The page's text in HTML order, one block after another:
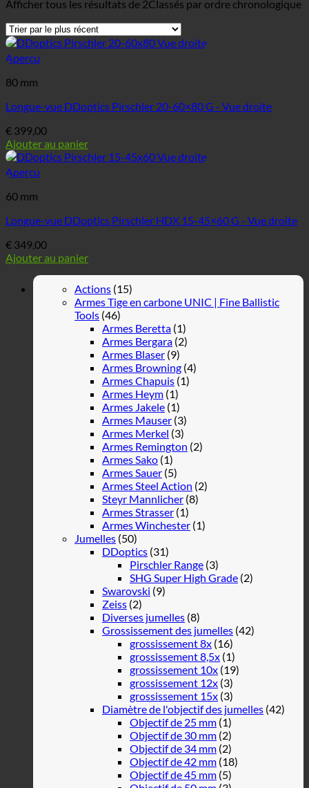
Afficher tous les résultats de 2Classés par ordre chronologique
Aperçu
80 mm
Longue-vue DDoptics Pirschler 20-60×80 G - Vue droite
€ 399,00
Ajouter au panier
Aperçu
60 mm
Longue-vue DDoptics Pirschler HDX 15-45×60 G - Vue droite
€ 349,00
Ajouter au panier
Actions (15)
Armes Tige en carbone UNIC | Fine Ballistic
Tools (46)
Armes Beretta (1)
Armes Bergara (2)
Armes Blaser (9)
Armes Browning (4)
Armes Chapuis (1)
Armes Heym (1)
Armes Jakele (1)
Armes Mauser (3)
Armes Merkel (3)
Armes Remington (2)
Armes Sako (1)
Armes Sauer (5)
Armes Steel Action (2)
Steyr Mannlicher (8)
Armes Strasser (1)
Armes Winchester (1)
Jumelles (50)
DDoptics (31)
Pirschler Range (3)
SHG Super High Grade (2)
Swarovski (9)
Zeiss (2)
Diverses jumelles (8)
Grossissement des jumelles (42)
grossissement 8x (16)
grossissement 8,5x (1)
grossissement 10x (19)
grossissement 12x (3)
grossissement 15x (3)
Diamètre de l'objectif des jumelles (42)
Objectif de 25 mm (1)
Objectif de 30 mm (2)
Objectif de 34 mm (2)
Objectif de 42 mm (18)
Objectif de 45 mm (5)